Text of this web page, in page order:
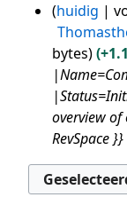
20
okt
2017
huidig
bytes
overview
RevSpace